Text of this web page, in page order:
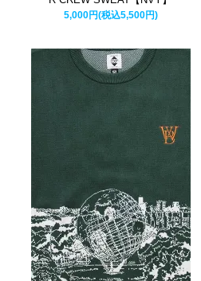
5,000円(税込5,500円)